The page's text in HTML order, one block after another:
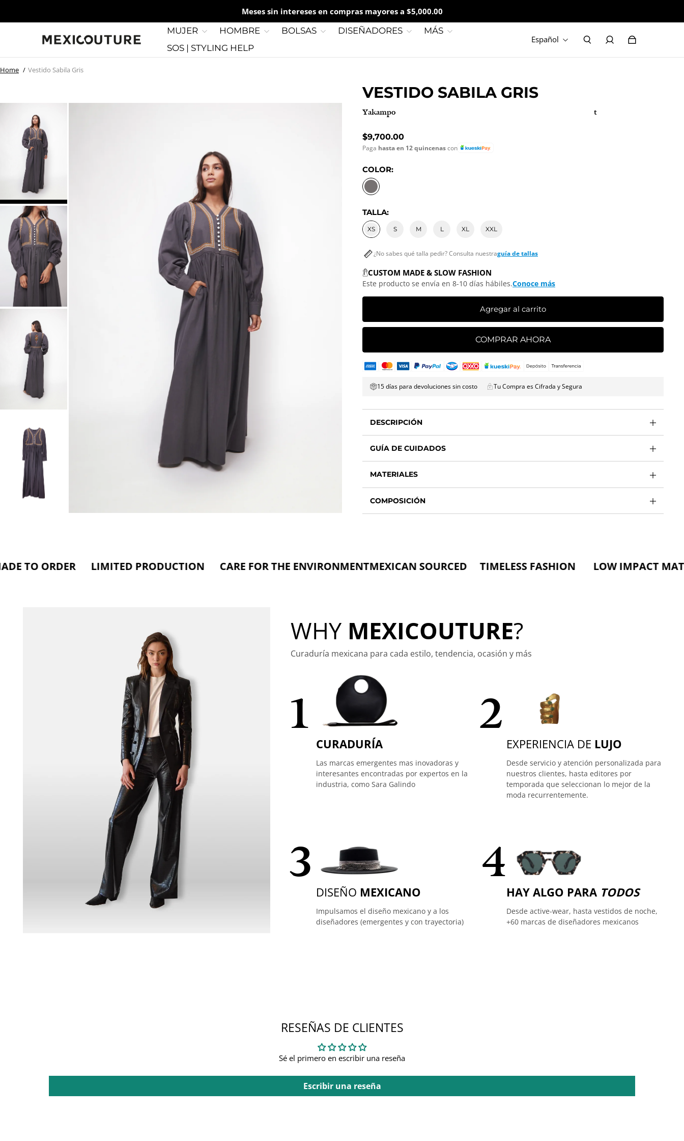
Meses sin intereses en compras mayores a $5,000.00
MUJER HOMBRE BOLSAS DISEÑADORES
MÁS
SOS | STYLING HELP
Español
Home Vestido Sabila Gris
VESTIDO SABILA GRIS
Yakampot
Precio normal
$9,700.00
Paga hasta en 12 quincenascon
COLOR:
GRIS
TALLA:
XS S M L XL XXL
¿No sabes qué talla pedir? Consulta nuestraguía de tallas
CUSTOM MADE & SLOW FASHION
Este producto se envía en 8-10 días hábiles.Conoce más
Agregar al carrito
COMPRAR AHORA
15 días para devoluciones sin costo Tu Compra es Cifrada y Segura
DESCRIPCIÓN
GUÍA DE CUIDADOS
MATERIALES
COMPOSICIÓN
LIMITED PRODUCTION CARE FOR THE ENVIRONMENTMEXICAN SOURCED TIMELESS FASHION LOW IMPACT
WHY MEXICOUTURE?
Curaduría mexicana para cada estilo, tendencia, ocasión y más
1
CURADURÍA
Las marcas emergentes mas inovadoras y
interesantes encontradas por expertos en la
industria, como Sara Galindo
2
EXPERIENCIA DE LUJO
Desde servicio y atención personalizada para
nuestros clientes, hasta editores por
temporada que seleccionan lo mejor de la
moda recurrentemente.
3
DISEÑO MEXICANO
Impulsamos el diseño mexicano y a los
diseñadores (emergentes y con trayectoria)
4
HAY ALGO PARA TODOS
Desde active-wear, hasta vestidos de noche,
+60 marcas de diseñadores mexicanos
RESEÑAS DE CLIENTES
Sé el primero en escribir una reseña
Escribir una reseña